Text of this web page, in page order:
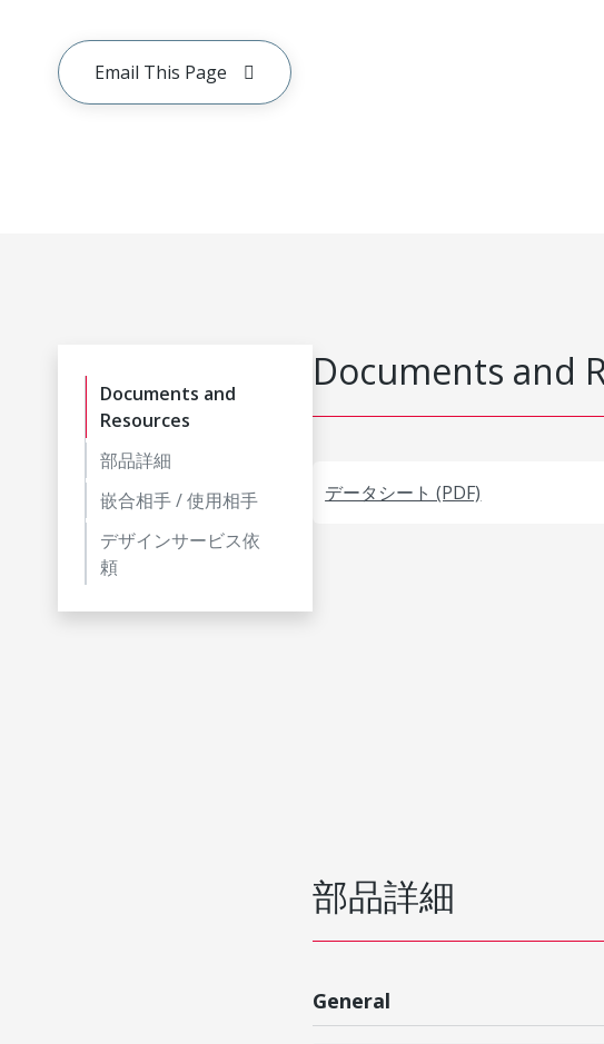
Email This Page
Documents and
Resources
部品詳細
嵌合相手 / 使用相手
デザインサービス依
頼
Documents and
データシート (PDF)
部品詳細
General